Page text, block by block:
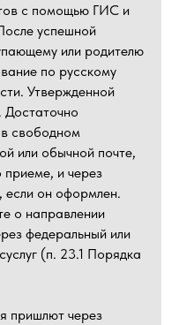
с помощью ГИС и
успешной
или родителю
по русскому
Утвержденной
свободном
или обычной почте,
приеме, и через
если он оформлен.
о направлении
федеральный или
(п. 23.1 Порядка
пришлют через